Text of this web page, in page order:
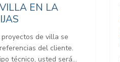
EN LA
de villa se
del cliente.
técnico, usted será...